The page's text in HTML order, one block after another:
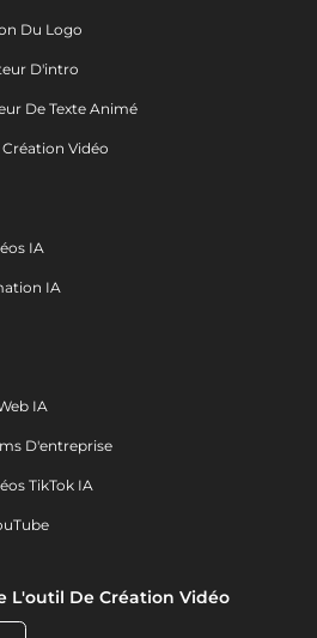
Du Logo
D'intro
De Texte Animé
Vidéo
IA
IA
IA
D'entreprise
TikTok IA
L'outil De Création Vidéo